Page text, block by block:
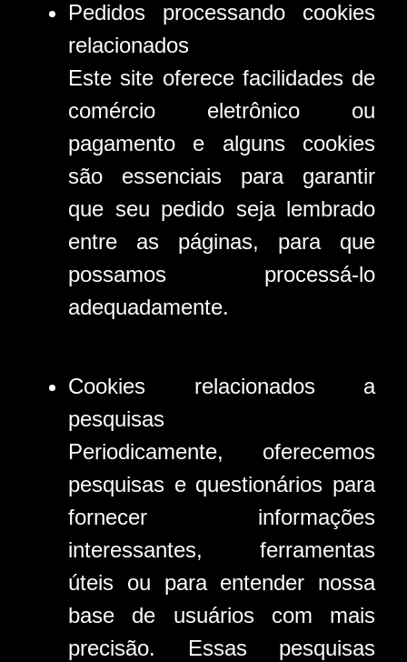
Pedidos processando cookies
relacionados
Este site oferece facilidades de
comércio eletrônico ou
pagamento e alguns cookies
são essenciais para garantir
que seu pedido seja lembrado
entre as páginas, para que
possamos processá-lo
adequadamente.
Cookies relacionados a
pesquisas
Periodicamente, oferecemos
pesquisas e questionários para
fornecer informações
interessantes, ferramentas
úteis ou para entender nossa
base de usuários com mais
precisão. Essas pesquisas